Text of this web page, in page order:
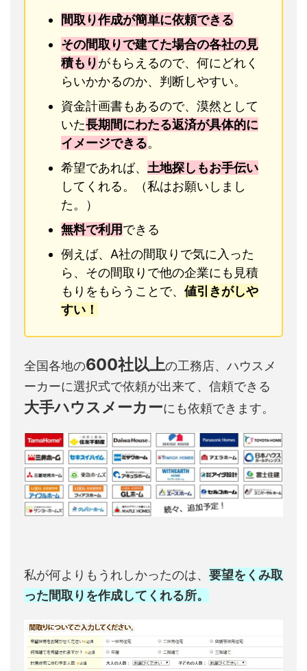
間取り作成が簡単に依頼できる
その間取りで建てた場合の各社の見
積もりがもらえるので、何にどれく
らいかかるのか、判断しやすい。
資金計画書もあるので、漠然として
いた長期間にわたる返済が具体的に
イメージできる。
希望であれば、 土地探しもお手伝い
してくれる。（私はお願いしまし
た。）
無料で利用できる
例えば、A社の間取りで気に入った
ら、その間取りで他の企業にも見積
もりをもらうことで、 値引きがしや
すい！
全国各地の600社以上の工務店、ハウスメ
ーカーに選択式で依頼が出来て、信頼できる
大手ハウスメーカーにも依頼できます。
私が何よりもうれしかったのは、 要望をくみ取
った間取りを作成してくれる所。